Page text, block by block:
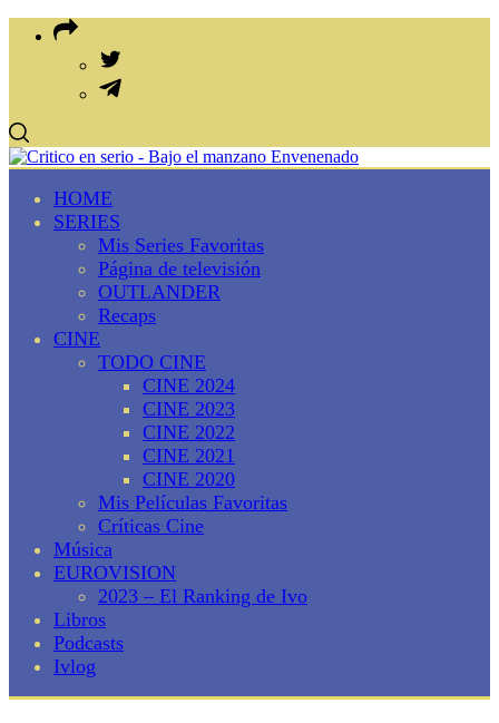
HOME
SERIES
Mis Series Favoritas
Página de televisión
OUTLANDER
Recaps
CINE
TODO CINE
CINE 2024
CINE 2023
CINE 2022
CINE 2021
CINE 2020
Mis Películas Favoritas
Críticas Cine
Música
EUROVISION
2023 – El Ranking de Ivo
Libros
Podcasts
Ivlog